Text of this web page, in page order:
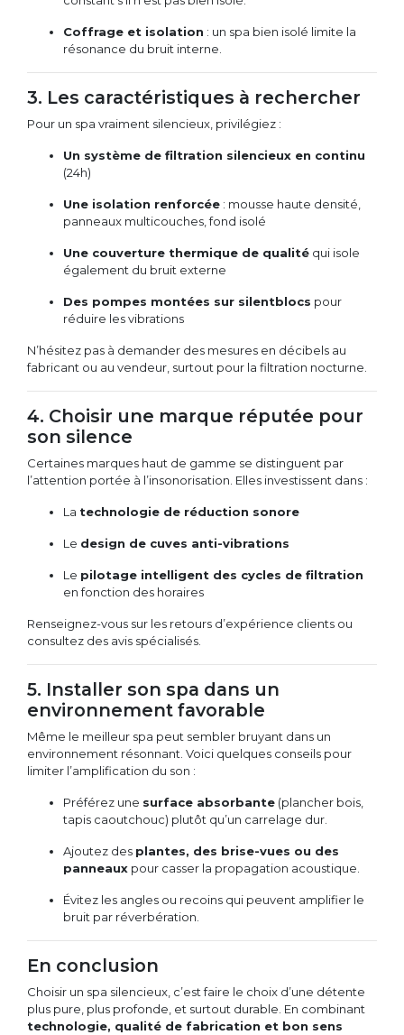
Coffrage et isolation : un spa bien isolé limite la
résonance du bruit interne.
3. Les caractéristiques à rechercher
Pour un spa vraiment silencieux, privilégiez :
Un système de filtration silencieux en continu
(24h)
Une isolation renforcée : mousse haute densité,
panneaux multicouches, fond isolé
Une couverture thermique de qualité qui isole
également du bruit externe
Des pompes montées sur silentblocs pour
réduire les vibrations
N’hésitez pas à demander des mesures en décibels au
fabricant ou au vendeur, surtout pour la filtration nocturne.
4. Choisir une marque réputée pour
son silence
Certaines marques haut de gamme se distinguent par
l’attention portée à l’insonorisation. Elles investissent dans :
La technologie de réduction sonore
Le design de cuves anti-vibrations
Le pilotage intelligent des cycles de filtration
en fonction des horaires
Renseignez-vous sur les retours d’expérience clients ou
consultez des avis spécialisés.
5. Installer son spa dans un
environnement favorable
Même le meilleur spa peut sembler bruyant dans un
environnement résonnant. Voici quelques conseils pour
limiter l’amplification du son :
Préférez une surface absorbante (plancher bois,
tapis caoutchouc) plutôt qu’un carrelage dur.
Ajoutez des plantes, des brise-vues ou des
panneaux pour casser la propagation acoustique.
Évitez les angles ou recoins qui peuvent amplifier le
bruit par réverbération.
En conclusion
Choisir un spa silencieux, c’est faire le choix d’une détente
plus pure, plus profonde, et surtout durable. En combinant
technologie, qualité de fabrication et bon sens